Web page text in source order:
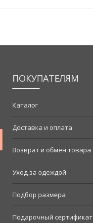
ПОКУПАТЕЛЯМ
Каталог
Доставка и оплата
Возврат и обмен товара
Уход за одеждой
Подбор размера
Подарочный сертификат